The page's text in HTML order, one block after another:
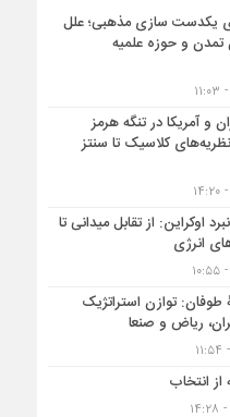
یکدست سازی مذهبی؛ علل
تمدن و حوزه علمیه
و آمریکا در تنگه هرمز
از نظریه‌های کلاسیک تا سنتز
اوکراین: از تقابل میدانی تا
انرژی
طوفان: توازن استراتژیک
ریاض و صنعا
انتخاب